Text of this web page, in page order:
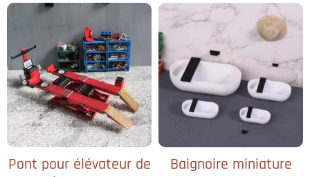
Pont pour élévateur de
Baignoire miniature